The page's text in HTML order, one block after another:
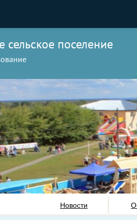
сельское поселение
Новости